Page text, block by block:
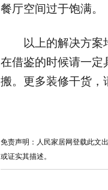
餐厅空间过于饱满。
以上的解决方案
在借鉴的时候请一定
搬。更多装修干货，
免责声明：人民家居网登载此文
或证实其描述。